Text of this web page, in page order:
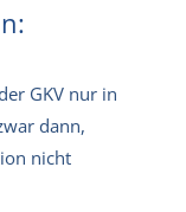
GKV nur in
dann,
nicht